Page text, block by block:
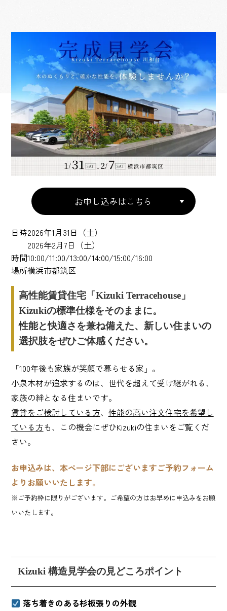
お申し込みはこちら
日時2026年1月31日（土）
2026年2月7日（土）
時間10:00/11:00/13:00/14:00/15:00/16:00
場所横浜市都筑区
高性能賃貸住宅「Kizuki Terracehouse」
Kizukiの標準仕様をそのままに。
性能と快適さを兼ね備えた、新しい住まいの
選択肢をぜひご体感ください。
「100年後も家族が笑顔で暮らせる家」。
小泉木材が追求するのは、世代を超えて受け継がれる、
家族の絆となる住まいです。
賃貸をご検討している方、 性能の高い注文住宅を希望し
ている方も、この機会にぜひKizukiの住まいをご覧くだ
さい。
お申込みは、本ページ下部にございますご予約フォーム
よりお願いいたします。
※ご予約枠に限りがございます。ご希望の方はお早めに申込みをお願
いいたします。
Kizuki 構造見学会の見どころポイント
落ち着きのある杉板張りの外観